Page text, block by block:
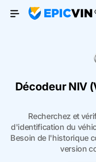
Open Menu
Décodeur NIV
Recherchez et
d'identification du
Besoin de l'historique
version